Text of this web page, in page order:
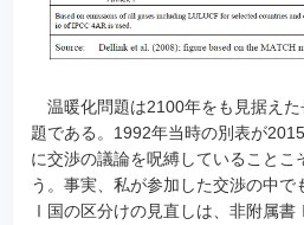
温暖化問題は2100年をも見据えた
題である。1992年当時の別表が
に交渉の議論を呪縛していることこ
う。事実、私が参加した交渉の中
Ⅰ国の区分けの見直しは、非附属書